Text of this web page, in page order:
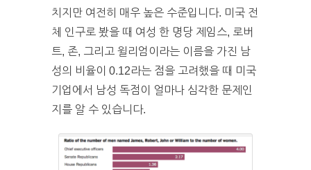
치지만 여전히 매우 높은 수준입니다. 미국 전
체 인구로 봤을 때 여성 한 명당 제임스, 로버
트, 존, 그리고 윌리엄이라는 이름을 가진 남
성의 비율이 0.12라는 점을 고려했을 때 미국
기업에서 남성 독점이 얼마나 심각한 문제인
지를 알 수 있습니다.